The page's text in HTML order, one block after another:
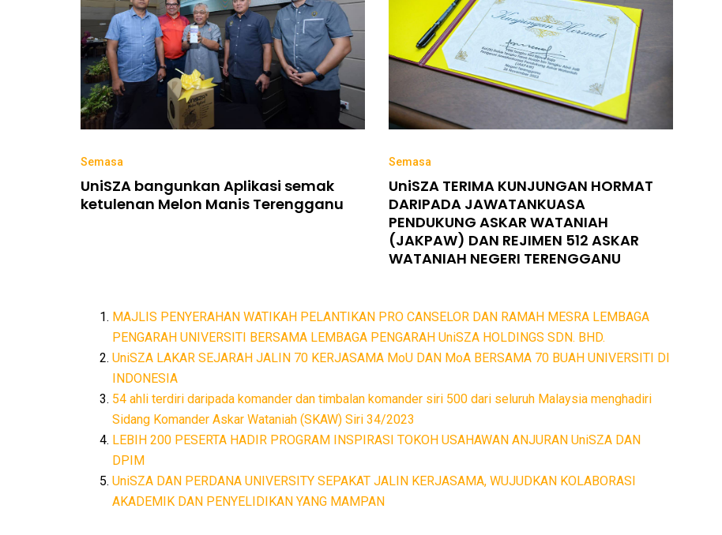
Semasa
UniSZA bangunkan Aplikasi semak
ketulenan Melon Manis Terengganu
Semasa
UniSZA TERIMA KUNJUNGAN HORMAT
DARIPADA JAWATANKUASA
PENDUKUNG ASKAR WATANIAH
(JAKPAW) DAN REJIMEN 512 ASKAR
WATANIAH NEGERI TERENGGANU
MAJLIS PENYERAHAN WATIKAH PELANTIKAN PRO CANSELOR DAN RAMAH MESRA LEMBAGA
PENGARAH UNIVERSITI BERSAMA LEMBAGA PENGARAH UniSZA HOLDINGS SDN. BHD.
UniSZA LAKAR SEJARAH JALIN 70 KERJASAMA MoU DAN MoA BERSAMA 70 BUAH UNIVERSITI DI
INDONESIA
54 ahli terdiri daripada komander dan timbalan komander siri 500 dari seluruh Malaysia menghadiri
Sidang Komander Askar Wataniah (SKAW) Siri 34/2023
LEBIH 200 PESERTA HADIR PROGRAM INSPIRASI TOKOH USAHAWAN ANJURAN UniSZA DAN
DPIM
UniSZA DAN PERDANA UNIVERSITY SEPAKAT JALIN KERJASAMA, WUJUDKAN KOLABORASI
AKADEMIK DAN PENYELIDIKAN YANG MAMPAN